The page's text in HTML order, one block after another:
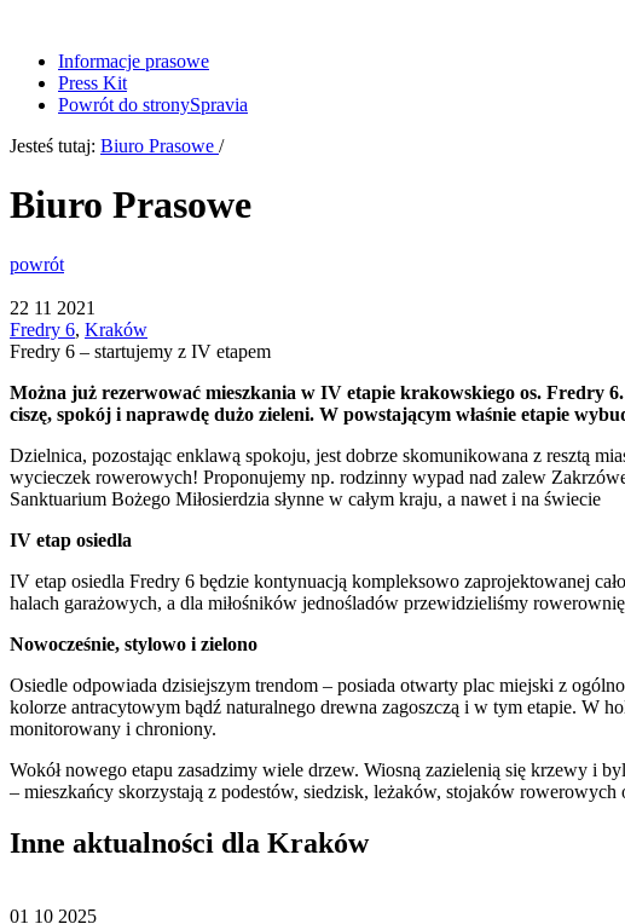
Informacje prasowe
Press Kit
Powrót do stronySpravia
Jesteś tutaj: Biuro Prasowe /
Biuro Prasowe
powrót
22 11 2021
Fredry 6, Kraków
Fredry 6 – startujemy z IV etapem
Można już rezerwować mieszkania w IV etapie krakowskiego os. Fredry
ciszę, spokój i naprawdę dużo zieleni. W powstającym właśnie etapie
Dzielnica, pozostając enklawą spokoju, jest dobrze skomunikowana z resztą
wycieczek rowerowych! Proponujemy np. rodzinny wypad nad zalew
Sanktuarium Bożego Miłosierdzia słynne w całym kraju, a nawet i na świecie
IV etap osiedla
IV etap osiedla Fredry 6 będzie kontynuacją kompleksowo zaprojektowanej
halach garażowych, a dla miłośników jednośladów przewidzieliśmy
Nowocześnie, stylowo i zielono
Osiedle odpowiada dzisiejszym trendom – posiada otwarty plac miejski z
kolorze antracytowym bądź naturalnego drewna zagoszczą i w tym etapie. W
monitorowany i chroniony.
Wokół nowego etapu zasadzimy wiele drzew. Wiosną zazielenią się krzewy i
– mieszkańcy skorzystają z podestów, siedzisk, leżaków, stojaków rowerowych
Inne aktualności dla Kraków
01 10 2025